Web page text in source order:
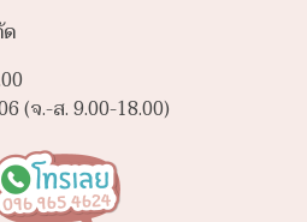
(จ.-ส. 9.00-18.00)